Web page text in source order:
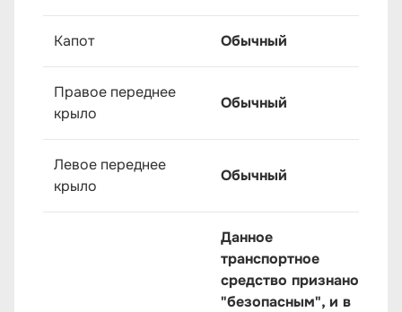
Капот Обычный
Правое переднее
крыло
Обычный
Левое переднее
крыло
Обычный
Данное
транспортное
средство признано
"безопасным", и в